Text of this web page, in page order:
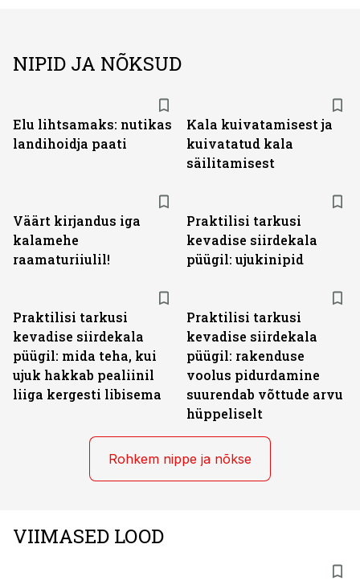
NIPID JA NÕKSUD
Elu lihtsamaks: nutikas
landihoidja paati
Kala kuivatamisest ja
kuivatatud kala
säilitamisest
Väärt kirjandus iga
kalamehe
raamaturiiulil!
Praktilisi tarkusi
kevadise siirdekala
püügil: ujukinipid
Praktilisi tarkusi
kevadise siirdekala
püügil: mida teha, kui
ujuk hakkab pealiinil
liiga kergesti libisema
Praktilisi tarkusi
kevadise siirdekala
püügil: rakenduse
voolus pidurdamine
suurendab võttude arvu
hüppeliselt
Rohkem nippe ja nõkse
VIIMASED LOOD